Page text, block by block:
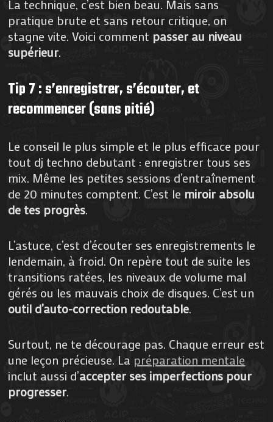
La technique, c’est bien beau. Mais sans
pratique brute et sans retour critique, on
stagne vite. Voici comment passer au niveau
supérieur.
Tip 7 : s’enregistrer, s’écouter, et
recommencer (sans pitié)
Le conseil le plus simple et le plus efficace pour
tout dj techno debutant : enregistrer tous ses
mix. Même les petites sessions d’entraînement
de 20 minutes comptent. C’est le miroir absolu
de tes progrès.
L’astuce, c’est d’écouter ses enregistrements le
lendemain, à froid. On repère tout de suite les
transitions ratées, les niveaux de volume mal
gérés ou les mauvais choix de disques. C’est un
outil d’auto-correction redoutable.
Surtout, ne te décourage pas. Chaque erreur est
une leçon précieuse. La préparation mentale
inclut aussi d’accepter ses imperfections pour
progresser.